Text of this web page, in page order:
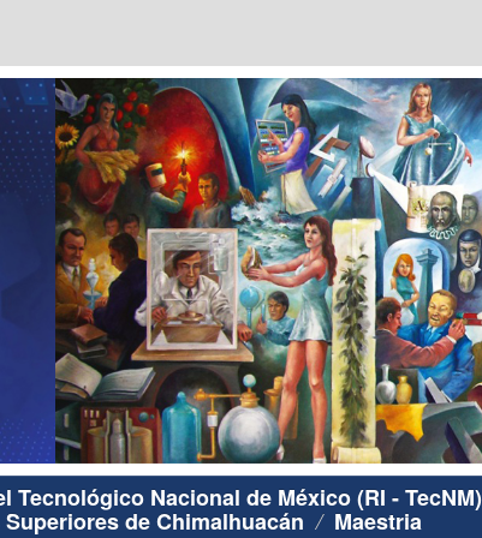
Nacional de México (RI - TecNM)
de Chimalhuacán Maestria